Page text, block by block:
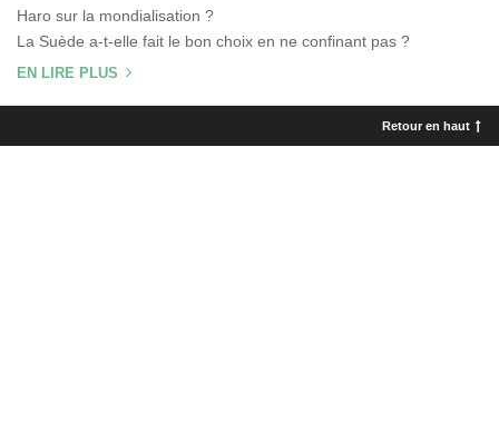
Haro sur la mondialisation ?
La Suède a-t-elle fait le bon choix en ne confinant pas ?
EN LIRE PLUS
Retour en haut